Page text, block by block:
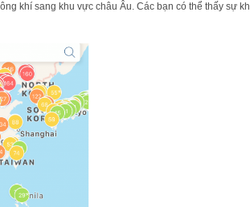
khí sang khu vực châu Âu. Các bạn có thể thấy sự